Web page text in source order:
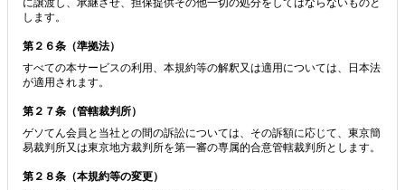
します。
第２６条（準拠法）
すべての本サービスの利用、本規約等の解釈又は適用については、日本法
が適用されます。
第２７条（管轄裁判所）
ゲソてん会員と当社との間の訴訟については、その訴額に応じて、東京簡
易裁判所又は東京地方裁判所を第一審の専属的合意管轄裁判所とします。
第２８条（本規約等の変更）